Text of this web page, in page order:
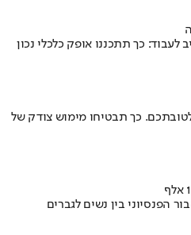
כך תתכננו אופק כלכלי נכון
כך תבטיחו מימוש צודק של
הפנסיוני בין נשים לגברים